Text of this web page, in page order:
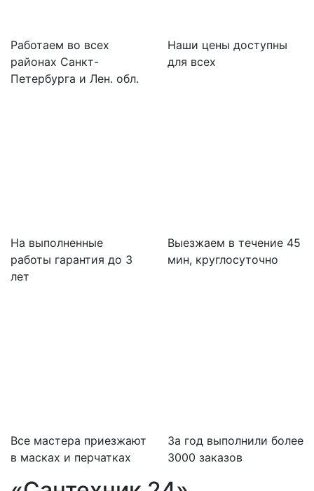
Работаем во всех
районах Санкт-
Петербурга и Лен. обл.
Наши цены доступны
для всех
На выполненные
работы гарантия до 3
лет
Выезжаем в течение 45
мин, круглосуточно
Все мастера приезжают
в масках и перчатках
За год выполнили более
3000 заказов